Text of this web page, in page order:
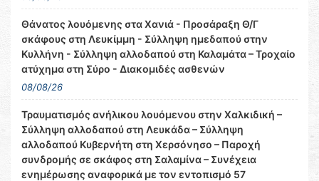
Θάνατος λουόμενης στα Χανιά - Προσάραξη Θ/Γ
σκάφους στη Λευκίμμη - Σύλληψη ημεδαπού στην
Κυλλήνη - Σύλληψη αλλοδαπού στη Καλαμάτα – Τροχαίο
ατύχημα στη Σύρο - Διακομιδές ασθενών
08/08/26
Τραυματισμός ανήλικου λουόμενου στην Χαλκιδική –
Σύλληψη αλλοδαπού στη Λευκάδα – Σύλληψη
αλλοδαπού Κυβερνήτη στη Χερσόνησο – Παροχή
συνδρομής σε σκάφος στη Σαλαμίνα – Συνέχεια
ενημέρωσης αναφορικά με τον εντοπισμό 57